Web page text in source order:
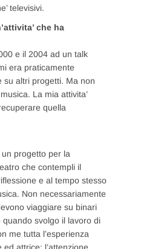
televisivi.
che ha
e il 2004 ad un talk
era praticamente
su altri progetti. Ma non
La mia attivita’
quella
progetto per la
che contempli il
e al tempo stesso
Non necessariamente
viaggiare su binari
quando svolgo il lavoro di
me tutta l’esperienza